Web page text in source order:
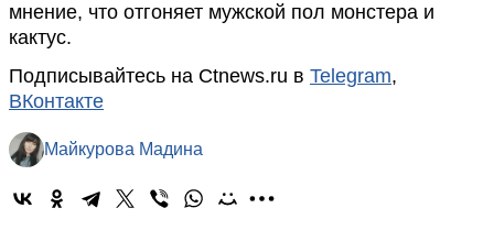
мнение, что отгоняет мужской пол монстера и
кактус.
Подписывайтесь на Ctnews.ru в Telegram,
ВКонтакте
Майкурова Мадина